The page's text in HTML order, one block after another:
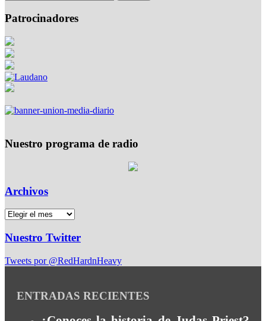
Patrocinadores
Nuestro programa de radio
Archivos
Nuestro Twitter
Tweets por @RedHardnHeavy
ENTRADAS RECIENTES